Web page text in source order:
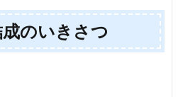
のいきさつ